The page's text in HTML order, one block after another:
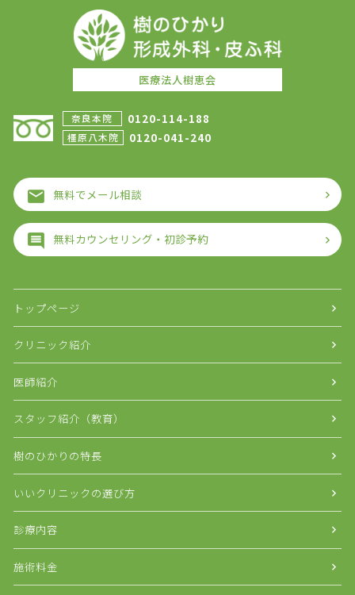
医療法人樹恵会
奈良本院 0120-114-188
橿原八木院 0120-041-240
無料でメール相談
無料カウンセリング・初診予約
トップページ
クリニック紹介
医師紹介
スタッフ紹介（教育）
樹のひかりの特長
いいクリニックの選び方
診療内容
施術料金